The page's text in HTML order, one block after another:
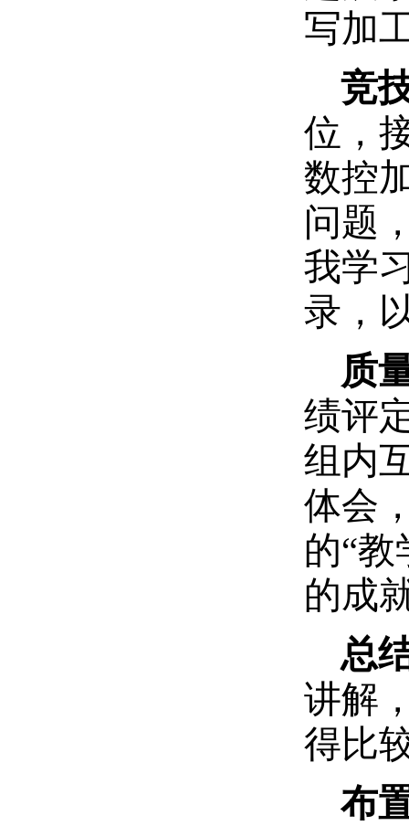
写加
竞
位，
数控
问题
我学
录，
质
绩评
组内
体会
的“
的成
总
讲解
得比
布